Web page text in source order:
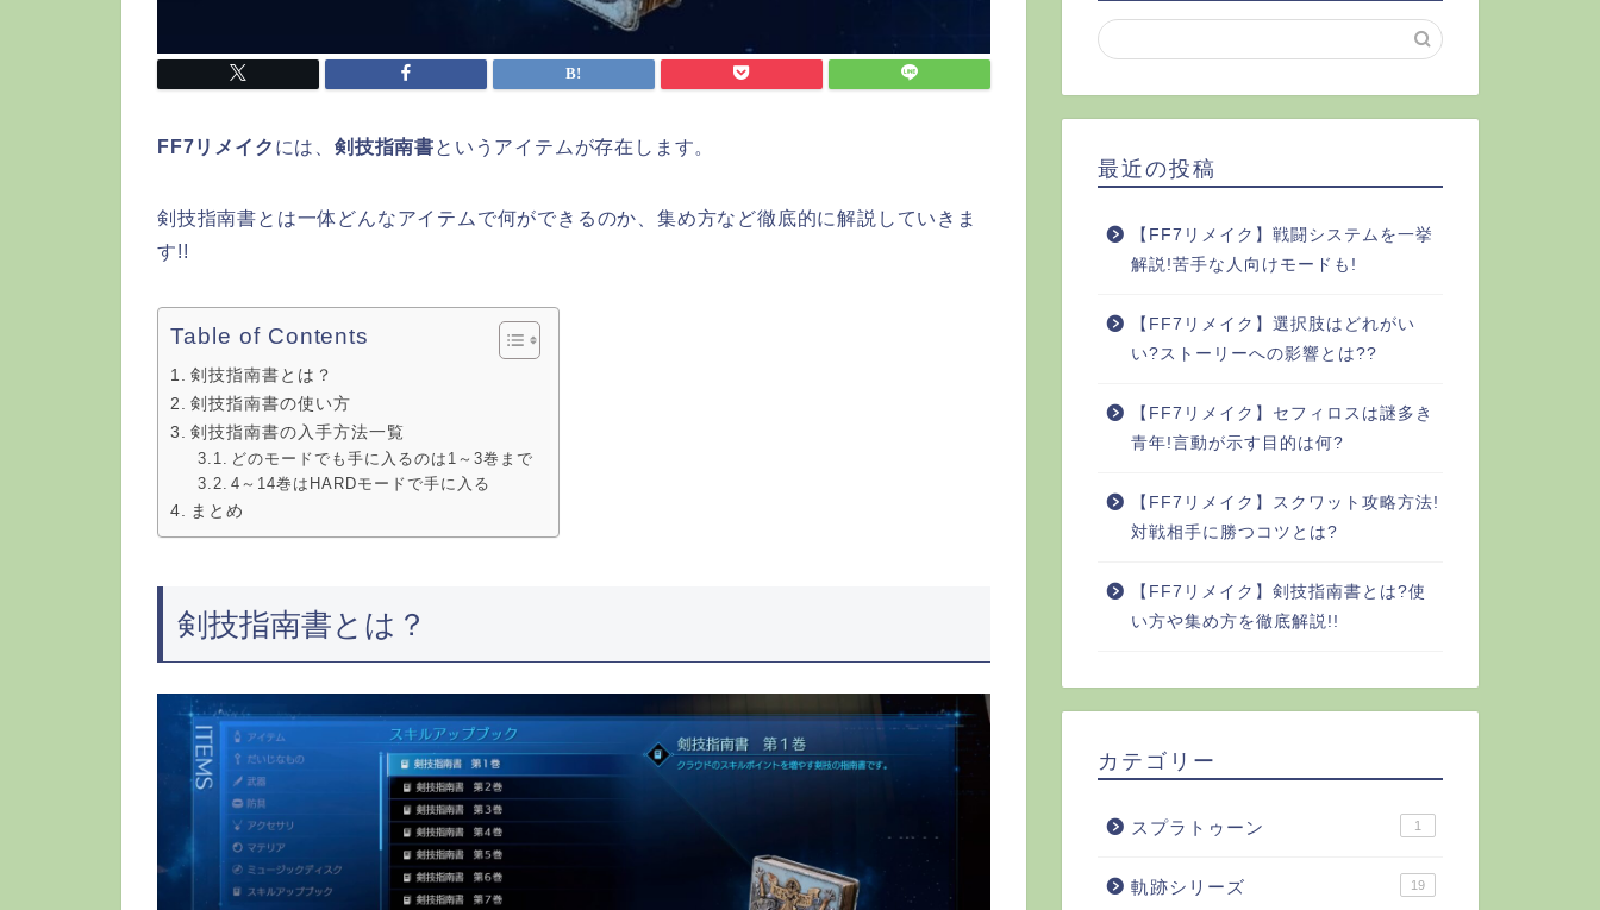
FF7リメイク には、剣技指南書というアイテムが存在します。
剣技指南書とは一体どんなアイテムで何ができるのか、集め方など徹底的に解説していきま
す!!
Table of Contents
剣技指南書とは？
剣技指南書の使い方
剣技指南書の入手方法一覧
どのモードでも手に入るのは1～3巻まで
4～14巻はHARDモードで手に入る
まとめ
剣技指南書とは？
最近の投稿
【FF7リメイク】戦闘システムを一挙
解説!苦手な人向けモードも!
【FF7リメイク】選択肢はどれがい
い?ストーリーへの影響とは??
【FF7リメイク】セフィロスは謎多き
青年!言動が示す目的は何?
【FF7リメイク】スクワット攻略方法!
対戦相手に勝つコツとは?
【FF7リメイク】剣技指南書とは?使
い方や集め方を徹底解説!!
カテゴリー
スプラトゥーン 1
軌跡シリーズ 19